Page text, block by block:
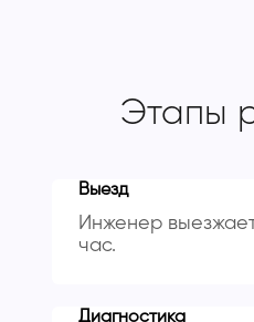
Этапы
Выезд
Инженер
час.
Диагностика